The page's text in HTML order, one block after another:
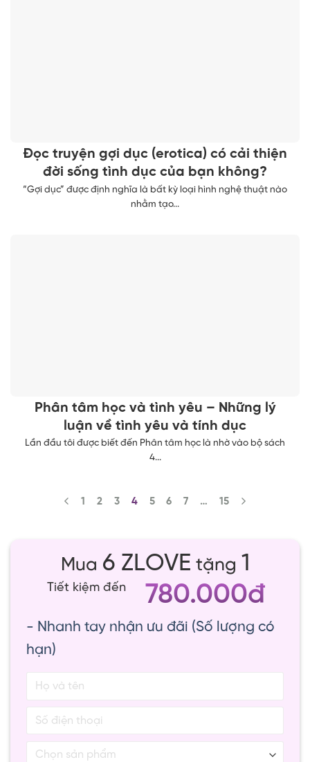
Đọc truyện gợi dục (erotica) có cải thiện
đời sống tình dục của bạn không?
“Gợi dục” được định nghĩa là bất kỳ loại hình nghệ thuật nào
nhằm tạo...
Phân tâm học và tình yêu – Những lý
luận về tình yêu và tính dục
Lần đầu tôi được biết đến Phân tâm học là nhờ vào bộ sách
4...
1 2 3 4 5 6 7 … 15
Mua 6 ZLOVE tặng 1
Tiết kiệm đến 780.000đ
- Nhanh tay nhận ưu đãi (Số lượng có
hạn)